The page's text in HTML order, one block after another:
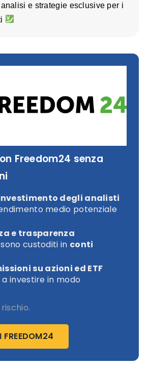
e strategie esclusive per i
Freedom24 senza
degli analisti
medio potenziale
e trasparenza
custoditi in conti
su azioni ed ETF
investire in modo
FREEDOM24